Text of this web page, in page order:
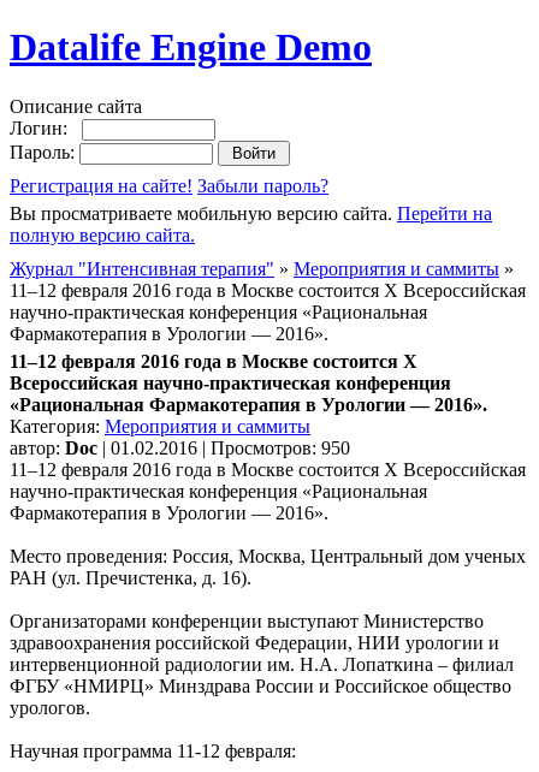
Datalife Engine Demo
Описание сайта
Логин:
Пароль:
Регистрация на сайте! Забыли пароль?
Вы просматриваете мобильную версию сайта. Перейти на
полную версию сайта.
Журнал "Интенсивная терапия" » Мероприятия и саммиты »
11–12 февраля 2016 года в Москве состоится X Всероссийская
научно-практическая конференция «Рациональная
Фармакотерапия в Урологии –– 2016».
11–12 февраля 2016 года в Москве состоится X
Всероссийская научно-практическая конференция
«Рациональная Фармакотерапия в Урологии –– 2016».
Категория: Мероприятия и саммиты
автор: Doc | 01.02.2016 | Просмотров: 950
11–12 февраля 2016 года в Москве состоится X Всероссийская
научно-практическая конференция «Рациональная
Фармакотерапия в Урологии –– 2016».
Место проведения: Россия, Москва, Центральный дом ученых
РАН (ул. Пречистенка, д. 16).
Организаторами конференции выступают Министерство
здравоохранения российской Федерации, НИИ урологии и
интервенционной радиологии им. Н.А. Лопаткина – филиал
ФГБУ «НМИРЦ» Минздрава России и Российское общество
урологов.
Научная программа 11-12 февраля: